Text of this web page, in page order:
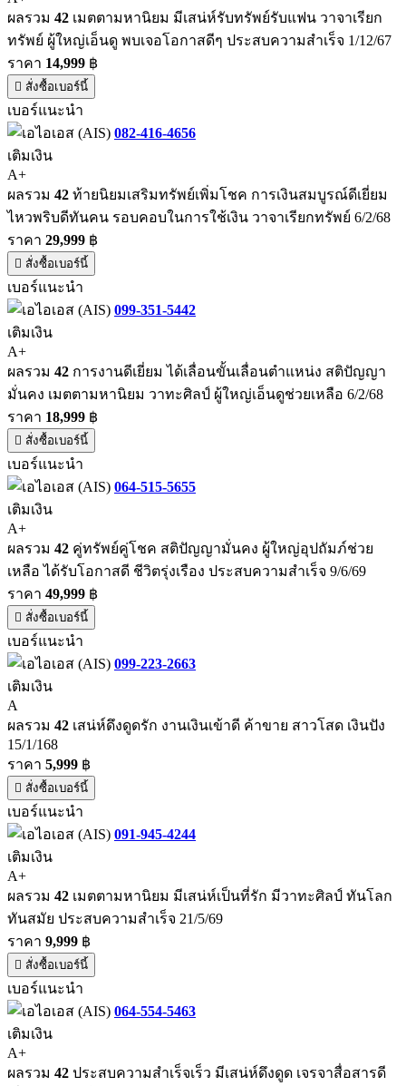
ผลรวม 42 เมตตามหานิยม มีเสน่ห์รับทรัพย์รับแฟน วาจาเรียก
ทรัพย์ ผู้ใหญ่เอ็นดู พบเจอโอกาสดีๆ ประสบความสำเร็จ 1/12/67
ราคา 14,999 ฿
สั่งซื้อเบอร์นี้
เบอร์แนะนำ
082-416-4656
เติมเงิน
A+
ผลรวม 42 ท้ายนิยมเสริมทรัพย์เพิ่มโชค การเงินสมบูรณ์ดีเยี่ยม
ไหวพริบดีทันคน รอบคอบในการใช้เงิน วาจาเรียกทรัพย์ 6/2/68
ราคา 29,999 ฿
สั่งซื้อเบอร์นี้
เบอร์แนะนำ
099-351-5442
เติมเงิน
A+
ผลรวม 42 การงานดีเยี่ยม ได้เลื่อนขั้นเลื่อนตำแหน่ง สติปัญญา
มั่นคง เมตตามหานิยม วาทะศิลป์ ผู้ใหญ่เอ็นดูช่วยเหลือ 6/2/68
ราคา 18,999 ฿
สั่งซื้อเบอร์นี้
เบอร์แนะนำ
064-515-5655
เติมเงิน
A+
ผลรวม 42 คู่ทรัพย์คู่โชค สติปัญญามั่นคง ผู้ใหญ่อุปถัมภ์ช่วย
เหลือ ได้รับโอกาสดี ชีวิตรุ่งเรือง ประสบความสำเร็จ 9/6/69
ราคา 49,999 ฿
สั่งซื้อเบอร์นี้
เบอร์แนะนำ
099-223-2663
เติมเงิน
A
ผลรวม 42 เสน่ห์ดึงดูดรัก งานเงินเข้าดี ค้าขาย สาวโสด เงินปัง
15/1/168
ราคา 5,999 ฿
สั่งซื้อเบอร์นี้
เบอร์แนะนำ
091-945-4244
เติมเงิน
A+
ผลรวม 42 เมตตามหานิยม มีเสน่ห์เป็นที่รัก มีวาทะศิลป์ ทันโลก
ทันสมัย ประสบความสำเร็จ 21/5/69
ราคา 9,999 ฿
สั่งซื้อเบอร์นี้
เบอร์แนะนำ
064-554-5463
เติมเงิน
A+
ผลรวม 42 ประสบความสำเร็จเร็ว มีเสน่ห์ดึงดูด เจรจาสื่อสารดี